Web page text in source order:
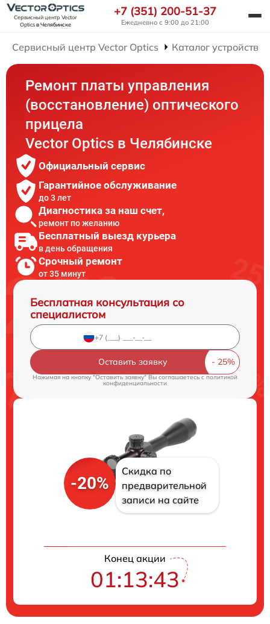
Сервисный центр Vector
Opticsв Челябинске
+7 (351) 200-51-37
Ежедневно с 9:00 до 21:00
Сервисный центр Vector Optics Каталог устройств
Ремонт платы управления
(восстановление) оптического
прицела
Vector Optics в Челябинске
Официальный сервис
Гарантийное обслуживание
до 3 лет
Диагностика за наш счет,
ремонт по желанию
Бесплатный выезд курьера
в день обращения
Срочный ремонт
от 35 минут
Бесплатная консультация со
специалистом
Оставить заявку
Нажимая на кнопку "Оставить заявку" Вы соглашаетесь c политикой
конфиденциальности
-20%
Скидка по
предварительной
записи на сайте
Конец акции
01:13:42